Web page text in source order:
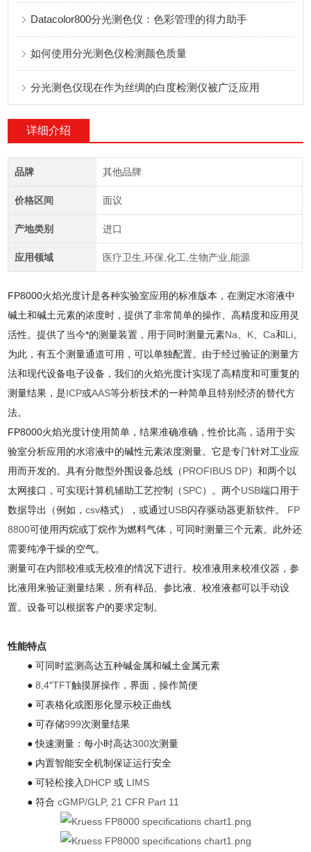
Datacolor800分光测色仪：色彩管理的得力助手
如何使用分光测色仪检测颜色质量
分光测色仪现在作为丝绸的白度检测仪被广泛应用
详细介绍
品牌 其他品牌
价格区间 面议
产地类别 进口
应用领域 医疗卫生,环保,化工,生物产业,能源
FP8000火焰光度计是各种实验室应用的标准版本，在测定水溶液中
碱土和碱土元素的浓度时，提供了非常简单的操作、高精度和应用灵
活性。提供了当今*的测量装置，用于同时测量元素Na K 、Ca和Li。
为此，有五个测量通道可用，可以单独配置。由于经过验证的测量方
法和现代设备电子设备，我们的火焰光度计实现了高精度和可重复的
测量结果，是ICP或AAS等分析技术的一种简单且特别经济的替代方
法。
FP8000火焰光度计使用简单，结果准确准确，性价比高，适用于实
验室分析应用的水溶液中的碱性元素浓度测量。它是专门针对工业应
用而开发的。具有分散型外围设备总线（PROFIBUS DP）和两个以
太网接口，可实现计算机辅助工艺控制（SPC）。两个USB端口用于
数据导出（例如，csv格式），或通过USB闪存驱动器更新软件。
FP
8800可使用丙烷或丁烷作为燃料气体，可同时测量三个元素。此外还
需要纯净干燥的空气。
测量可在内部校准或无校准的情况下进行。校准液用来校准仪器，参
比液用来验证测量结果，所有样品、参比液、校准液都可以手动设
置。设备可以根据客户的要求定制。
性能特点
● 可同时监测高达五种碱金属和碱土金属元素
● 8,4“TFT触摸屏操作，界面，操作简便
● 可表格化或图形化显示校正曲线
● 可存储999次测量结果
● 快速测量：每小时高达300次测量
● 内置智能安全机制保证运行安全
● 可轻松接入 DHCP或 LIMS
● 符合 cGMP/GLP, 21 CFR Part 11